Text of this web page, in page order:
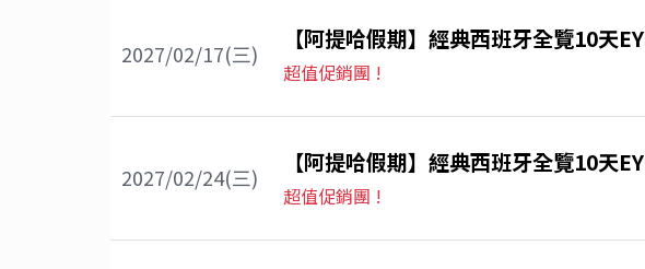
2027/02/17(三) 【阿提哈假期】經典西班牙全覽10天EY
超值促銷團 !
2027/02/24(三) 【阿提哈假期】經典西班牙全覽10天EY
超值促銷團 !